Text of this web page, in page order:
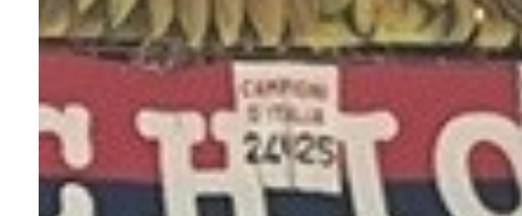
Robe di Kappa x Genoa
Vintage Collection
Red&Blue Voices